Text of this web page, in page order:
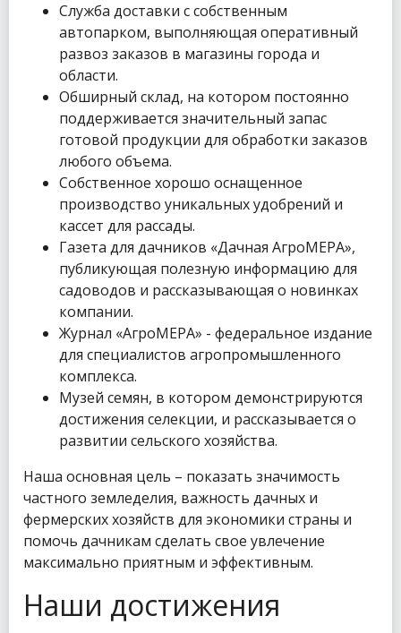
Служба доставки с собственным
автопарком, выполняющая оперативный
развоз заказов в магазины города и
области.
Обширный склад, на котором постоянно
поддерживается значительный запас
готовой продукции для обработки заказов
любого объема.
Собственное хорошо оснащенное
производство уникальных удобрений и
кассет для рассады.
Газета для дачников «Дачная АгроМЕРА»,
публикующая полезную информацию для
садоводов и рассказывающая о новинках
компании.
Журнал «АгроМЕРА» - федеральное издание
для специалистов агропромышленного
комплекса.
Музей семян, в котором демонстрируются
достижения селекции, и рассказывается о
развитии сельского хозяйства.
Наша основная цель – показать значимость
частного земледелия, важность дачных и
фермерских хозяйств для экономики страны и
помочь дачникам сделать свое увлечение
максимально приятным и эффективным.
Наши достижения